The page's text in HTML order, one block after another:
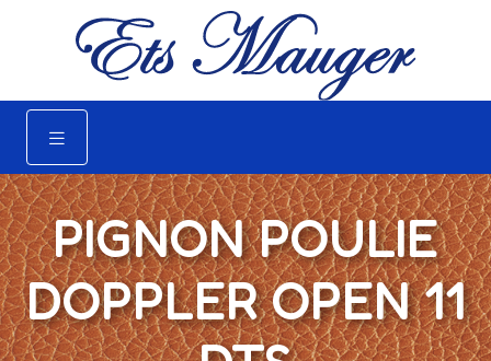
PIGNON POULIE
DOPPLER OPEN 11